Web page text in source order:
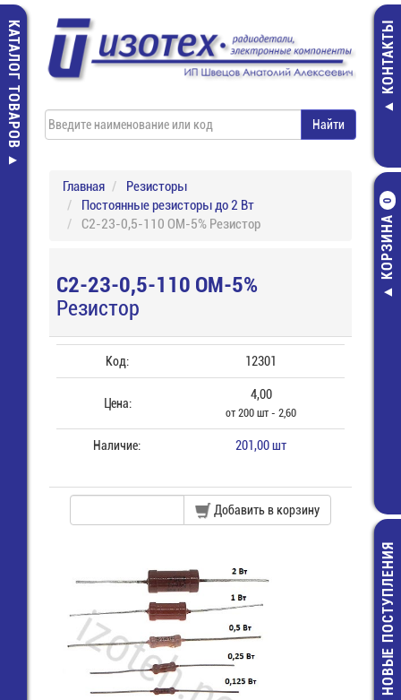
КАТАЛОГ ТОВАРОВ КОНТАКТЫ
КОРЗИНА
0
CF-1/4W-
КОМ-5%
НОВЫЕ ПОСТУПЛЕНИЯ
Главная
Резисторы
Постоянные резисторы до 2 Вт
С2-23-0,5-110 ОМ-5% Резистор
С2-23-0,5-110 ОМ-5%
Резистор
Код: 12301
Цена:
4,00
от 200 шт - 2,60
Наличие: 201,00 шт
Добавить в корзину